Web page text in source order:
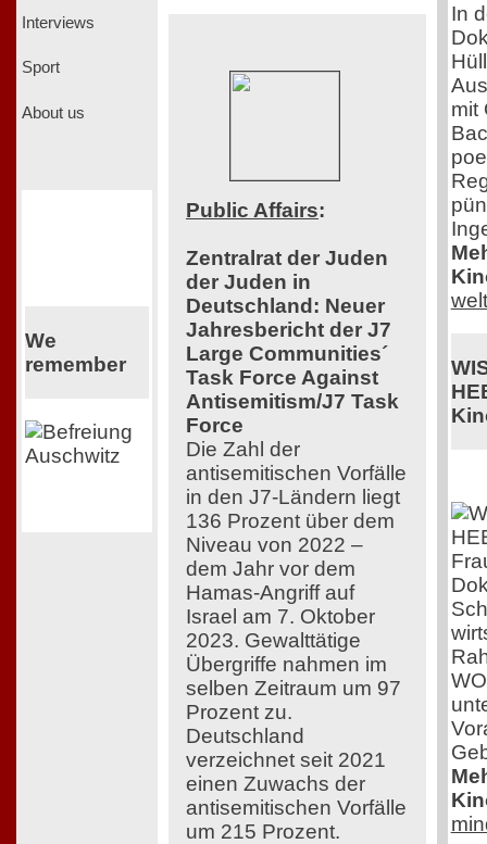
Interviews
Sport
About us
We
remember
Public Affairs:
Zentralrat der Juden
der Juden in
Deutschland: Neuer
Jahresbericht der J7
Large Communities´
Task Force Against
Antisemitism/J7 Task
Force
Die Zahl der
antisemitischen Vorfälle
in den J7-Ländern liegt
136 Prozent über dem
Niveau von 2022 –
dem Jahr vor dem
Hamas-Angriff auf
Israel am 7. Oktober
2023. Gewalttätige
Übergriffe nahmen im
selben Zeitraum um 97
Prozent zu.
Deutschland
verzeichnet seit 2021
einen Zuwachs der
antisemitischen Vorfälle
um 215 Prozent.
In
mit